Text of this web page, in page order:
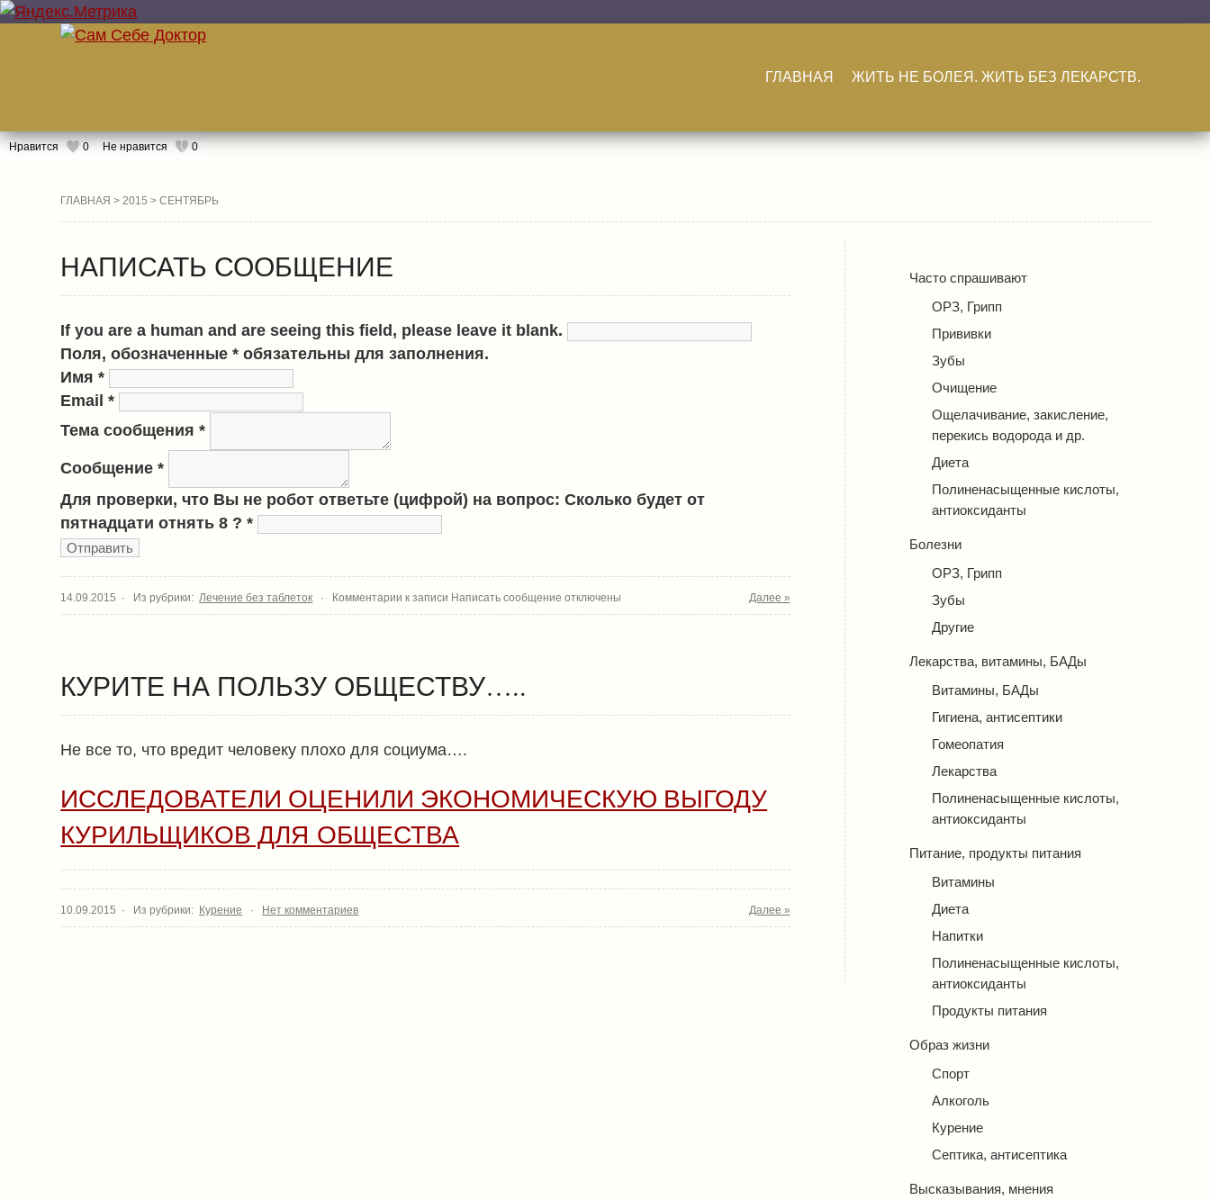
ГЛАВНАЯ ЖИТЬ НЕ БОЛЕЯ. ЖИТЬ БЕЗ ЛЕКАРСТВ.
Нравится 0 Не нравится 0
ГЛАВНАЯ >2015 > СЕНТЯБРЬ
НАПИСАТЬ СООБЩЕНИЕ
If you are a human and are seeing this field, please leave it blank.
Поля, обозначенные* обязательны для заполнения.
Имя*
Email*
Тема сообщения*
Сообщение*
Для проверки, что Вы не робот ответьте (цифрой) на вопрос: Сколько будет от
пятнадцати отнять 8 ?*
14.09.2015 · Из рубрики:Лечение без таблеток · Комментарии к записи Написать сообщение отключены Далее »
КУРИТЕ НА ПОЛЬЗУ ОБЩЕСТВУ…..
Не все то, что вредит человеку плохо для социума….
ИССЛЕДОВАТЕЛИ ОЦЕНИЛИ ЭКОНОМИЧЕСКУЮ ВЫГОДУ
КУРИЛЬЩИКОВ ДЛЯ ОБЩЕСТВА
10.09.2015 · Из рубрики: Курение · Нет комментариев Далее »
Часто спрашивают
ОРЗ, Грипп
Прививки
Зубы
Очищение
Ощелачивание, закисление,
перекись водорода и др.
Диета
Полиненасыщенные кислоты,
антиоксиданты
Болезни
ОРЗ, Грипп
Зубы
Другие
Лекарства, витамины, БАДы
Витамины, БАДы
Гигиена, антисептики
Гомеопатия
Лекарства
Полиненасыщенные кислоты,
антиоксиданты
Питание, продукты питания
Витамины
Диета
Напитки
Полиненасыщенные кислоты,
антиоксиданты
Продукты питания
Образ жизни
Спорт
Алкоголь
Курение
Септика, антисептика
Высказывания, мнения